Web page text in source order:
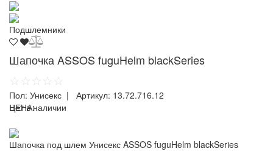
Подшлемники
Шапочка ASSOS fuguHelm blackSeries
☆☆☆☆☆
Пол: Унисекс | Артикул: 13.72.716.12
ЦЕНА:
Нет в наличии
Шапочка под шлем Унисекс ASSOS fuguHelm blackSeries